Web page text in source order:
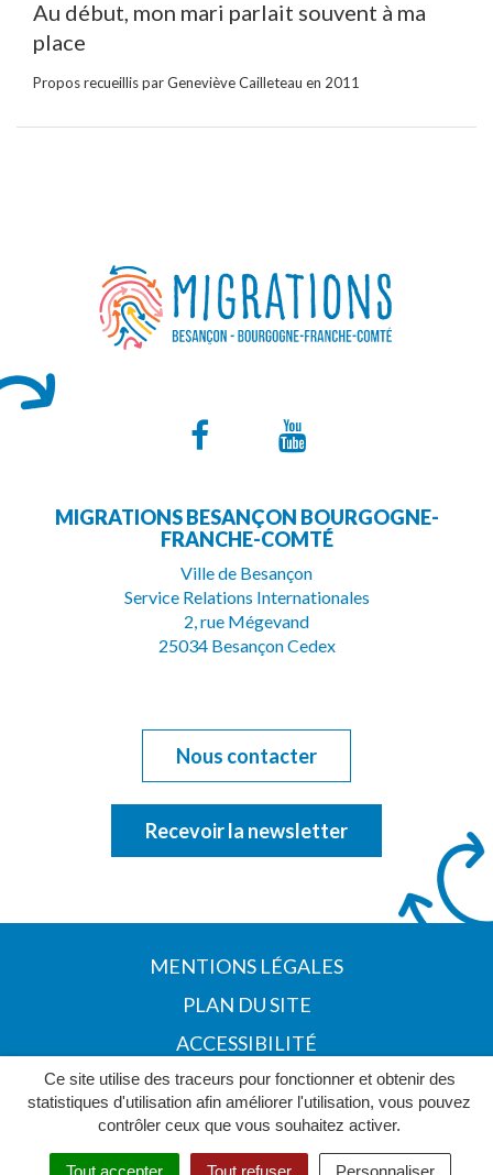
Ce site utilise des traceurs pour fonctionner et obtenir des
statistiques d'utilisation afin améliorer l'utilisation, vous pouvez
contrôler ceux que vous souhaitez activer.
Tout accepter Tout refuser Personnaliser
Au début, mon mari parlait souvent à ma
place
Propos recueillis par Geneviève Cailleteau en 2011
Lien
le
compte
Facebook
la
Youtube
MIGRATIONS BESANÇON BOURGOGNE-
FRANCHE-COMTÉ
Ville de Besançon
Service Relations Internationales
2, rue Mégevand
25034 Besançon Cedex
Nous contacter
Recevoir la newsletter
MENTIONS LÉGALES
PLAN DU SITE
ACCESSIBILITÉ
POLITIQUE DE CONFIDENTIALITÉ